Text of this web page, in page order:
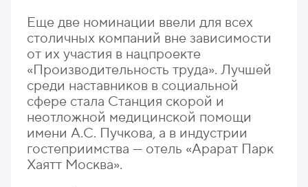
Еще две номинации ввели для всех
столичных компаний вне зависимости
от их участия в нацпроекте
«Производительность труда». Лучшей
среди наставников в социальной
сфере стала Станция скорой и
неотложной медицинской помощи
имени А.С. Пучкова, а в индустрии
гостеприимства — отель «Арарат Парк
Хаятт Москва».